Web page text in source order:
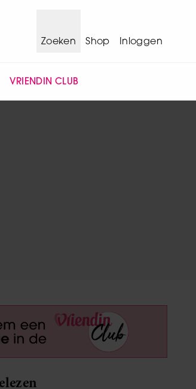
Zoeken
Shop Inloggen
VRIENDIN CLUB